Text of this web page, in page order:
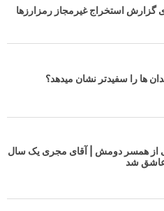
ها را سفیدتر نشان میدهد؟
از همسر دومش | آقای مجری یک سال
شد